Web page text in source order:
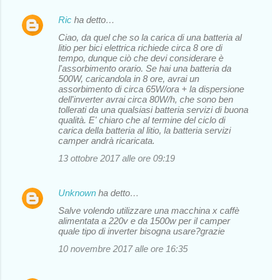
Ric ha detto…
Ciao, da quel che so la carica di una batteria al
litio per bici elettrica richiede circa 8 ore di
tempo, dunque ciò che devi considerare è
l'assorbimento orario. Se hai una batteria da
500W, caricandola in 8 ore, avrai un
assorbimento di circa 65W/ora + la dispersione
dell'inverter avrai circa 80W/h, che sono ben
tollerati da una qualsiasi batteria servizi di buona
qualità. E' chiaro che al termine del ciclo di
carica della batteria al litio, la batteria servizi
camper andrà ricaricata.
13 ottobre 2017 alle ore 09:19
Unknown ha detto…
Salve volendo utilizzare una macchina x caffè
alimentata a 220v e da 1500w per il camper
quale tipo di inverter bisogna usare?grazie
10 novembre 2017 alle ore 16:35